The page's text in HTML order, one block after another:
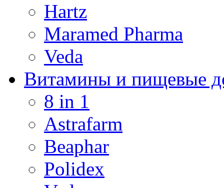
Hartz
Maramed Pharma
Veda
Витамины и пищевые
8 in 1
Astrafarm
Beaphar
Polidex